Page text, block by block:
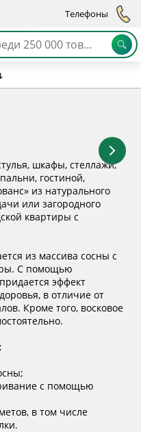
Телефоны
шкафы, стеллажи,
гостиной,
из натурального
или загородного
квартиры с
из массива сосны с
С помощью
эффект
в отличие от
Кроме того, восковое
с помощью
в том числе